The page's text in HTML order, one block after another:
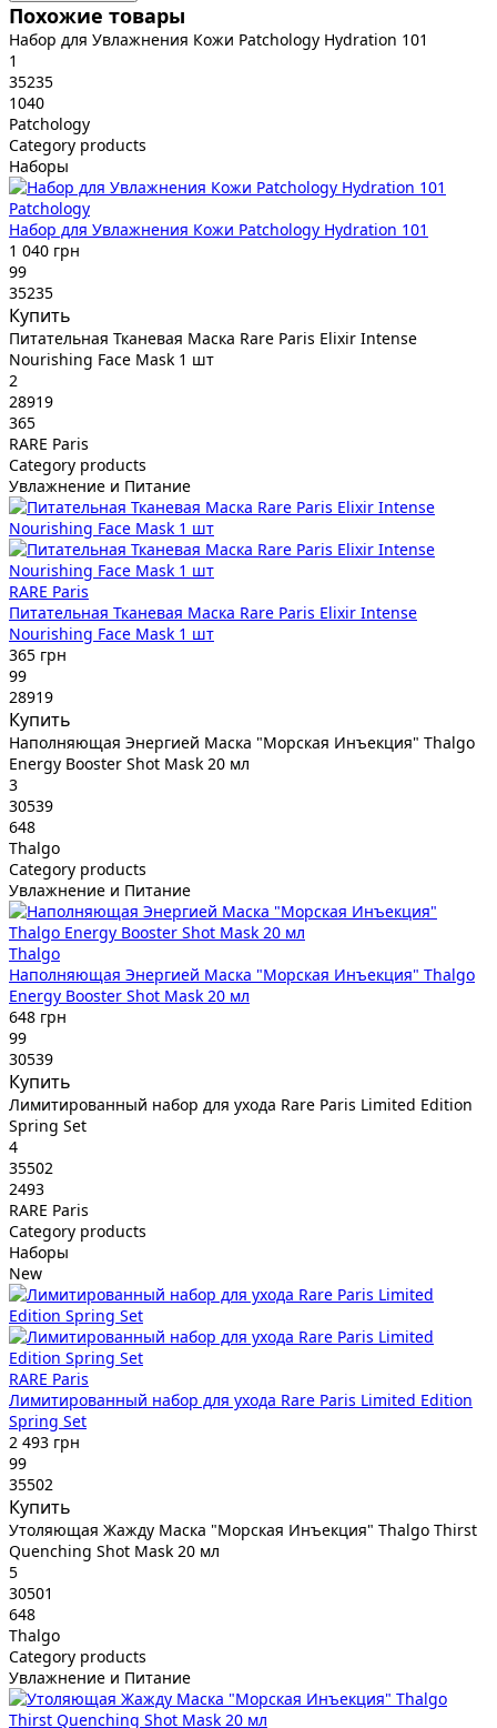
Похожие товары
Набор для Увлажнения Кожи Patchology Hydration 101
1
35235
1040
Patchology
Category products
Наборы
Patchology
Набор для Увлажнения Кожи Patchology Hydration 101
1 040 грн
99
35235
Купить
Питательная Тканевая Маска Rare Paris Elixir Intense
Nourishing Face Mask 1 шт
2
28919
365
RARE Paris
Category products
Увлажнение и Питание
RARE Paris
Питательная Тканевая Маска Rare Paris Elixir Intense
Nourishing Face Mask 1 шт
365 грн
99
28919
Купить
Наполняющая Энергией Маска "Морская Инъекция" Thalgo
Energy Booster Shot Mask 20 мл
3
30539
648
Thalgo
Category products
Увлажнение и Питание
Thalgo
Наполняющая Энергией Маска "Морская Инъекция" Thalgo
Energy Booster Shot Mask 20 мл
648 грн
99
30539
Купить
Лимитированный набор для ухода Rare Paris Limited Edition
Spring Set
4
35502
2493
RARE Paris
Category products
Наборы
New
RARE Paris
Лимитированный набор для ухода Rare Paris Limited Edition
Spring Set
2 493 грн
99
35502
Купить
Утоляющая Жажду Маска "Морская Инъекция" Thalgo Thirst
Quenching Shot Mask 20 мл
5
30501
648
Thalgo
Category products
Увлажнение и Питание